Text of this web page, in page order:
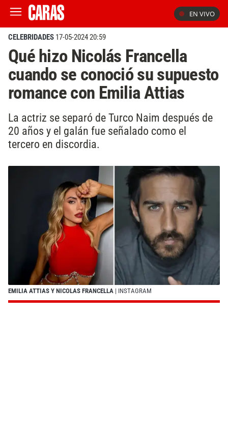
EN VIVO
CELEBRIDADES 17-05-2024 20:59
Qué hizo Nicolás Francella
cuando se conoció su supuesto
romance con Emilia Attias
La actriz se separó de Turco Naim después de
20 años y el galán fue señalado como el
tercero en discordia.
EMILIA ATTIAS Y NICOLAS FRANCELLA | INSTAGRAM